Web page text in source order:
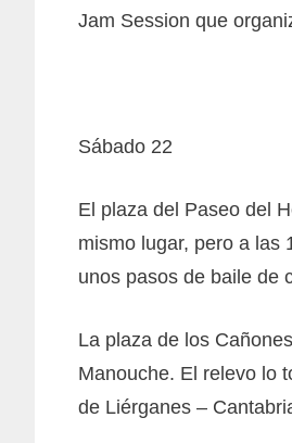
Jam Session que
Sábado 22
El plaza del Paseo del
mismo lugar, pero a las
unos pasos de baile de
La plaza de los
Manouche. El relevo lo
de Liérganes –